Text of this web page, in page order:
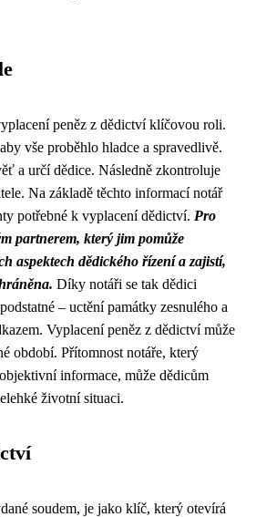
peněz z dědictví klíčovou roli.
vše proběhlo hladce a spravedlivě.
a určí dědice. Následně zkontroluje
Na základě těchto informací notář
potřebné k vyplacení dědictví. Pro
partnerem, který jim pomůže
aspektech dědického řízení a zajistí,
Díky notáři se tak dědici
– uctění památky zesnulého a
Vyplacení peněz z dědictví může
období. Přítomnost notáře, který
informace, může dědicům
životní situaci.
soudem, je jako klíč, který otevírá